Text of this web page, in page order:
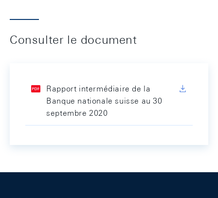
Consulter le document
Rapport intermédiaire de la
Banque nationale suisse au 30
septembre 2020